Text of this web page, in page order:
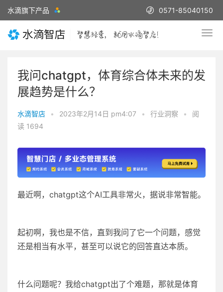
水滴旗下产品 0571-85040150
我问chatgpt，体育综合体未来的发
展趋势是什么？
水滴智店 • 2023年2月14日 pm4:07 • 行业洞察 •
阅
读 1694
最近啊，chatgpt这个AI工具非常火，据说非常智能。
起初啊，我也是不信，直到我问了它一个问题，感觉
还是相当有水平，甚至可以说它的回答直达本质。
什么问题呢？我给chatgpt出了个难题，那就是体育